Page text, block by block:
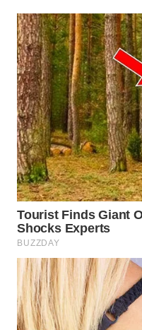
KARAWANG
WN
BEKASI
WN
BOGOR
WN
DEPOK
WN
TAPANULI
UTARA
WN
SAMOSIR